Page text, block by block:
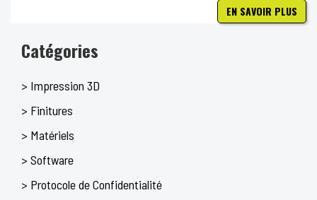
EN SAVOIR PLUS
Catégories
> Impression 3D
> Finitures
> Matériels
> Software
> Protocole de Confidentialité